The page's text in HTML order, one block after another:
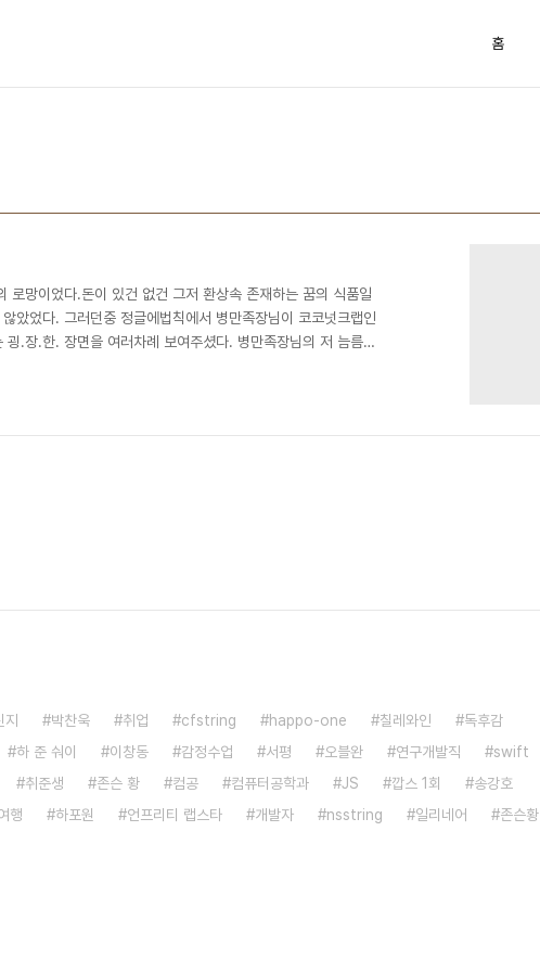
홈
로망이었다.돈이 있건 없건 그저 환상속 존재하는 꿈의 식품일
았었다. 그러던중 정글에법칙에서 병만족장님이 코코넛크랩인
.장.한. 장면을 여러차례 보여주셨다. 병만족장님의 저 늠름한
가 강하게나는 거성수산에다가 전화로 주문을 넣어봤다. 가격은
된다. 주문은 카카오톡+전화로 했고, 어렵지..
박찬욱 취업 cfstring happo-one 칠레와인
독후감
하 준 숴이 이창동 감정수업 서평 오블완 연구개발직
swift
취준생 존슨 황 컴공 컴퓨터공학과 JS 깝스 1회
송강호
행
하포원 언프리티 랩스타 개발자 nsstring 일리네어 존슨황